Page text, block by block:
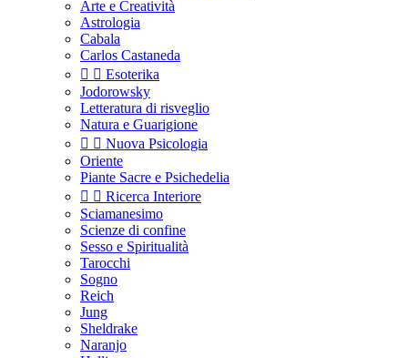
Arte e Creatività
Astrologia
Cabala
Carlos Castaneda
  Esoterika
Jodorowsky
Letteratura di risveglio
Natura e Guarigione
  Nuova Psicologia
Oriente
Piante Sacre e Psichedelia
  Ricerca Interiore
Sciamanesimo
Scienze di confine
Sesso e Spiritualità
Tarocchi
Sogno
Reich
Jung
Sheldrake
Naranjo